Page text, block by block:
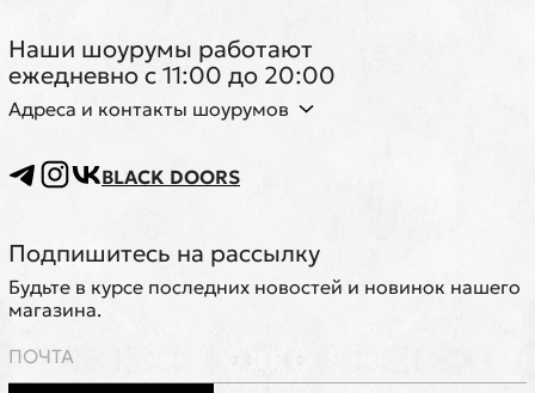
Наши шоурумы работают
ежедневно с 11:00 до 20:00
Адреса и контакты шоурумов
BLACK DOORS
Подпишитесь на рассылку
Будьте в курсе последних новостей и новинок нашего
магазина.